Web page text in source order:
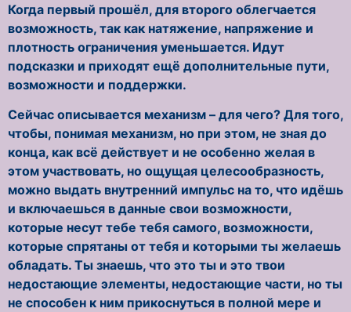
Когда первый прошёл, для второго облегчается
возможность, так как натяжение, напряжение и
плотность ограничения уменьшается. Идут
подсказки и приходят ещё дополнительные пути,
возможности и поддержки.
Сейчас описывается механизм – для чего? Для того,
чтобы, понимая механизм, но при этом, не зная до
конца, как всё действует и не особенно желая в
этом участвовать, но ощущая целесообразность,
можно выдать внутренний импульс на то, что идёшь
и включаешься в данные свои возможности,
которые несут тебе тебя самого, возможности,
которые спрятаны от тебя и которыми ты желаешь
обладать. Ты знаешь, что это ты и это твои
недостающие элементы, недостающие части, но ты
не способен к ним прикоснуться в полной мере и